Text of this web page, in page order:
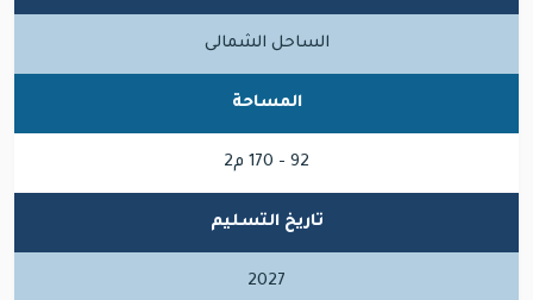
الساحل الشمالى
المساحة
92 - 170 م2
تاريخ التسليم
2027